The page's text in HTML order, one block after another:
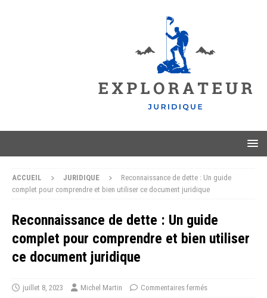
ACCUEIL JURIDIQUE
Reconnaissance de dette : Un guide
complet pour comprendre et bien utiliser ce document juridique
Reconnaissance de dette : Un guide
complet pour comprendre et bien utiliser
ce document juridique
juillet 8, 2023 Michel Martin Commentaires fermés